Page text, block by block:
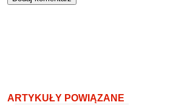
ARTYKUŁY POWIĄZANE